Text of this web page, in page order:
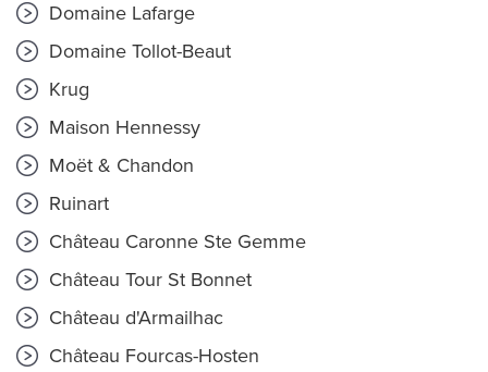
Domaine Lafarge
Domaine Tollot-Beaut
Krug
Maison Hennessy
Moët & Chandon
Ruinart
Château Caronne Ste Gemme
Château Tour St Bonnet
Château d'Armailhac
Château Fourcas-Hosten